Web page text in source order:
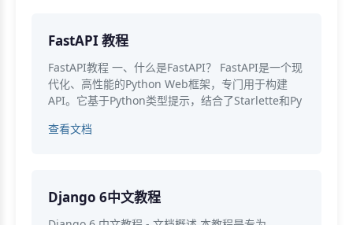
FastAPI 教程
FastAPI教程 一、什么是FastAPI？ FastAPI是一个现
代化、高性能的Python Web框架，专门用于构建
API。它基于Python类型提示，结合了Starlette和Py
查看文档
Django 6中文教程